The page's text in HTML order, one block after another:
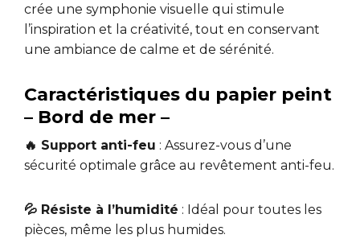
crée une symphonie visuelle qui stimule
l’inspiration et la créativité, tout en conservant
une ambiance de calme et de sérénité.
Caractéristiques du papier peint
– Bord de mer –
🔥 Support anti-feu : Assurez-vous d’une
sécurité optimale grâce au revêtement anti-feu.
💦 Résiste à l’humidité : Idéal pour toutes les
pièces, même les plus humides.